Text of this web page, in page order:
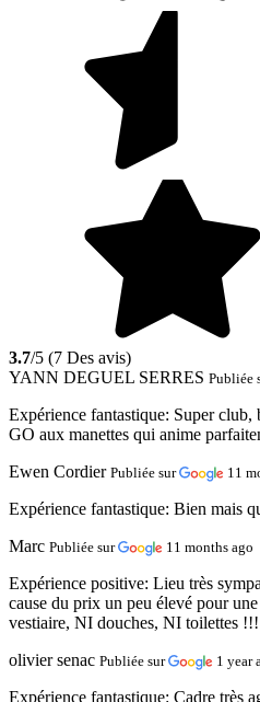
3.7/5 (7 Des avis)
YANN DEGUEL SERRES Publiée
Expérience fantastique: Super club,
GO aux manettes qui anime
Ewen Cordier Publiée sur 11
Expérience fantastique: Bien mais
Marc Publiée sur 11 months ago
Expérience positive: Lieu très
cause du prix un peu élevé pour
vestiaire, NI douches, NI toilettes !!!
olivier senac Publiée sur 1 year
Expérience fantastique: Cadre très